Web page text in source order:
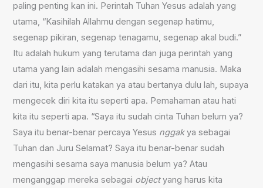
paling penting kan ini. Perintah Tuhan Yesus adalah yang
utama, “Kasihilah Allahmu dengan segenap hatimu,
segenap pikiran, segenap tenagamu, segenap akal budi.”
Itu adalah hukum yang terutama dan juga perintah yang
utama yang lain adalah mengasihi sesama manusia. Maka
dari itu, kita perlu katakan ya atau bertanya dulu lah, supaya
mengecek diri kita itu seperti apa. Pemahaman atau hati
kita itu seperti apa. “Saya itu sudah cinta Tuhan belum ya?
Saya itu benar-benar percaya Yesus nggakya sebagai
Tuhan dan Juru Selamat? Saya itu benar-benar sudah
mengasihi sesama saya manusia belum ya? Atau
menganggap mereka sebagai objectyang harus kita